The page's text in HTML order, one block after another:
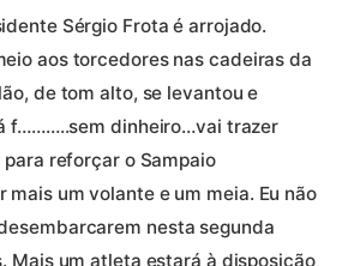
Sérgio Frota é arrojado.
aos torcedores nas cadeiras da
de tom alto, se levantou e
f………..sem dinheiro…vai trazer
reforçar o Sampaio
mais um volante e um meia. Eu não
nesta segunda
Mais um atleta estará à disposição